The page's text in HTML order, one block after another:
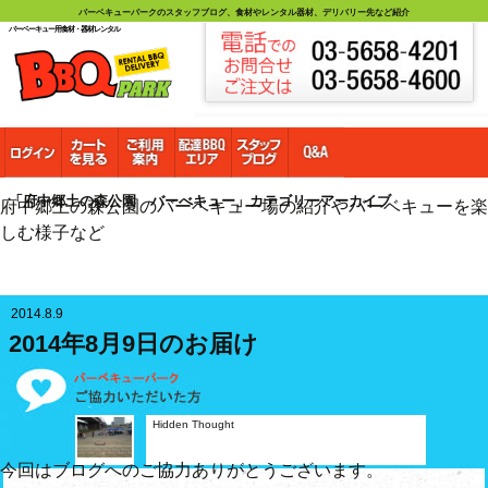
バーベキューパークのスタッフブログ、食材やレンタル器材、デリバリー先など紹介
バーベーキュー用食材・器材レンタル
「府中郷土の森公園 バーべキュー」カテゴリーアーカイブ
府中郷土の森公園のバーベキュー場の紹介やバーベキューを楽
しむ様子など
2014.8.9
2014年8月9日のお届け
Hidden Thought
今回はブログへのご協力ありがとうございます。